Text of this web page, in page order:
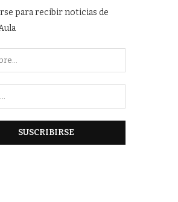
para recibir noticias de